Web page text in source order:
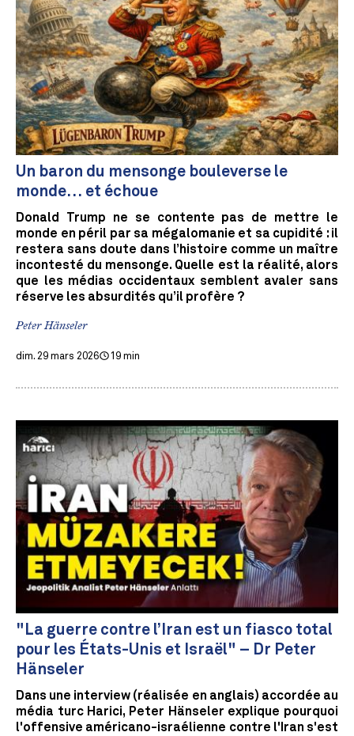
Un baron du mensonge bouleverse le
monde… et échoue
Donald Trump ne se contente pas de mettre le
monde en péril par sa mégalomanie et sa cupidité : il
restera sans doute dans l’histoire comme un maître
incontesté du mensonge. Quelle est la réalité, alors
que les médias occidentaux semblent avaler sans
réserve les absurdités qu’il profère ?
Peter Hänseler
dim. 29 mars 2026 19 min
"La guerre contre l’Iran est un fiasco total
pour les États-Unis et Israël" – Dr Peter
Hänseler
Dans une interview (réalisée en anglais) accordée au
média turc Harici, Peter Hänseler explique pourquoi
l'offensive américano-israélienne contre l'Iran s'est